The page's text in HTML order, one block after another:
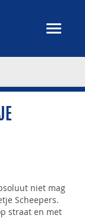
niet mag
Scheepers.
straat en met